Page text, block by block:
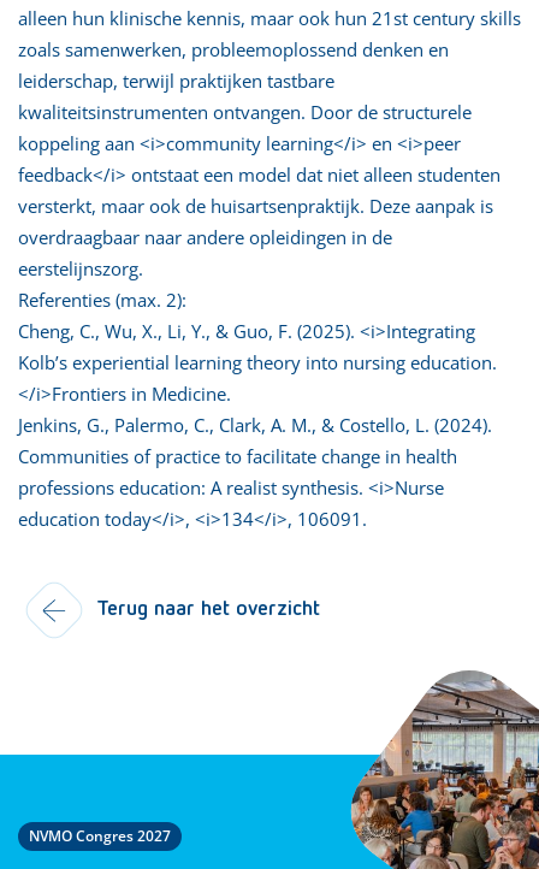
alleen hun klinische kennis, maar ook hun 21st century skills
zoals samenwerken, probleemoplossend denken en
leiderschap, terwijl praktijken tastbare
kwaliteitsinstrumenten ontvangen. Door de structurele
koppeling aan <i>community learning</i> en <i>peer
feedback</i> ontstaat een model dat niet alleen studenten
versterkt, maar ook de huisartsenpraktijk. Deze aanpak is
overdraagbaar naar andere opleidingen in de
eerstelijnszorg.
Referenties (max. 2):
Cheng, C., Wu, X., Li, Y., & Guo, F. (2025). <i>Integrating
Kolb’s experiential learning theory into nursing education.
</i>Frontiers in Medicine.
Jenkins, G., Palermo, C., Clark, A. M., & Costello, L. (2024).
Communities of practice to facilitate change in health
professions education: A realist synthesis. <i>Nurse
education today</i>, <i>134</i>, 106091.
Terug naar het overzicht
NVMO Congres 2027